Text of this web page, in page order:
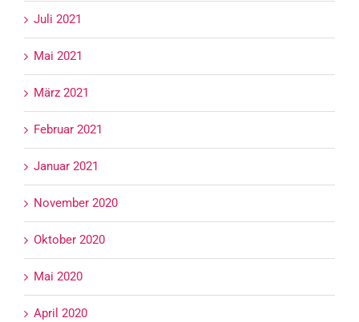
Juli 2021
Mai 2021
März 2021
Februar 2021
Januar 2021
November 2020
Oktober 2020
Mai 2020
April 2020